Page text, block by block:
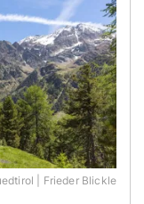
| Frieder Blickle